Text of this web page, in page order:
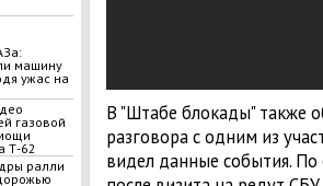
машину
ужас на
газовой
Т-62
ралли
В "Штабе блокады" также
разговора с одним из
видел данные события. По